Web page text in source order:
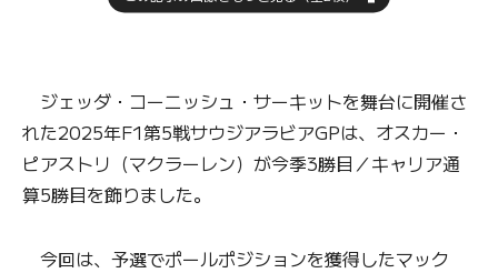
ジェッダ・コーニッシュ・サーキットを舞台に開催さ
れた2025年F1第5戦サウジアラビアGPは、オスカー・
ピアストリ（マクラーレン）が今季3勝目／キャリア通
算5勝目を飾りました。
今回は、予選でポールポジションを獲得したマック